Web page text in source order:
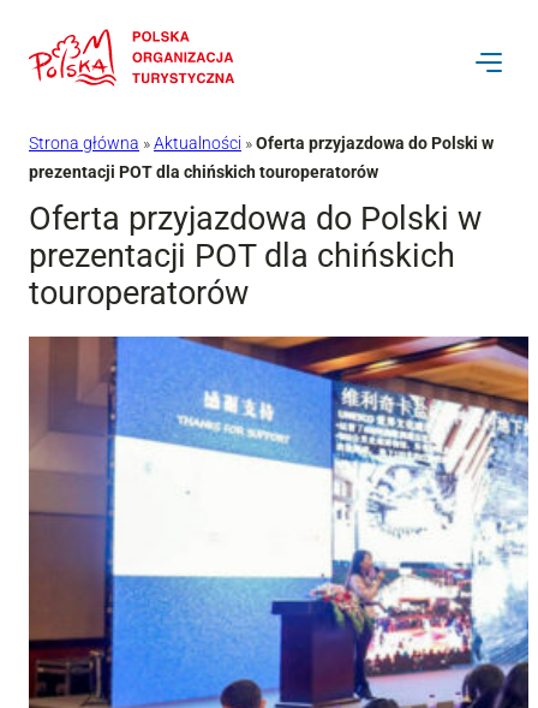
do
Strona główna »Aktualności »Oferta przyjazdowa do Polski w
prezentacji POT dla chińskich touroperatorów
Oferta przyjazdowa do Polski w
prezentacji POT dla chińskich
touroperatorów